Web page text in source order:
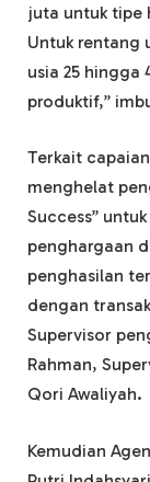
juta untuk tipe
Untuk rentang
usia 25 hingga
produktif,”
Terkait
menghelat
Success”
penghargaan
penghasilan
dengan
Supervisor
Rahman,
Qori Awaliyah.
Kemudian